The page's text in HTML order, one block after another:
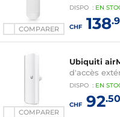
COMPARER
DISPO : EN
CHF138
COMPARER
Ubiquiti
d'accès
DISPO : EN
CHF92.50